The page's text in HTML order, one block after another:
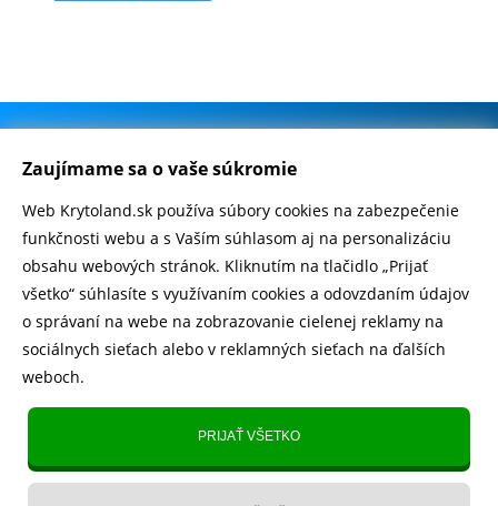
.
500.000+ odoslaných balíčkov
Rychlé doručenie 1-2 dní
Heurekazobraziť recenzie
Instagram5.643 fanúšikov
TikTok4.833 fanúšikov
Zaujímame sa o vaše súkromie
Web Krytoland.sk používa súbory cookies na zabezpečenie
funkčnosti webu a s Vaším súhlasom aj na personalizáciu
obsahu webových stránok. Kliknutím na tlačidlo „Prijať
všetko“ súhlasíte s využívaním cookies a odovzdaním údajov
o správaní na webe na zobrazovanie cielenej reklamy na
sociálnych sieťach alebo v reklamných sieťach na ďalších
weboch.
PRIJAŤ VŠETKO